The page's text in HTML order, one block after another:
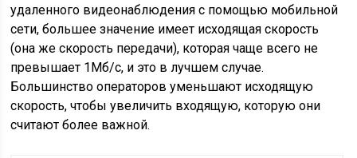
удаленного видеонаблюдения с помощью мобильной
сети, большее значение имеет исходящая скорость
(она же скорость передачи), которая чаще всего не
превышает 1Мб/с, и это в лучшем случае.
Большинство операторов уменьшают исходящую
скорость, чтобы увеличить входящую, которую они
считают более важной.